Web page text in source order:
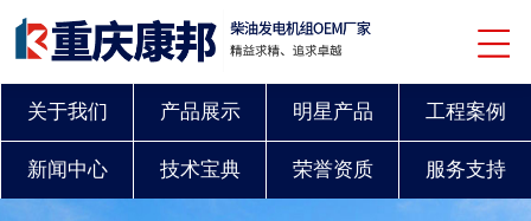
关于我们 产品展示 明星产品 工程案例
新闻中心 技术宝典 荣誉资质 服务支持